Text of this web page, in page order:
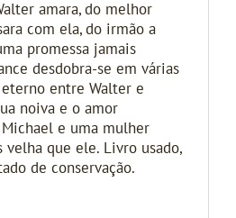
amara, do melhor
com ela, do irmão a
promessa jamais
desdobra-se em várias
entre Walter e
noiva e o amor
e uma mulher
velha que ele. Livro usado,
de conservação.